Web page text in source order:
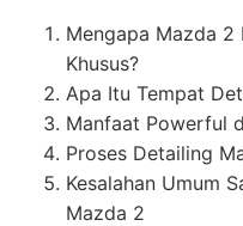
Mengapa Mazda 2
Khusus?
Apa Itu Tempat
Manfaat Powerful
Proses Detailing
Kesalahan Umum
Mazda 2